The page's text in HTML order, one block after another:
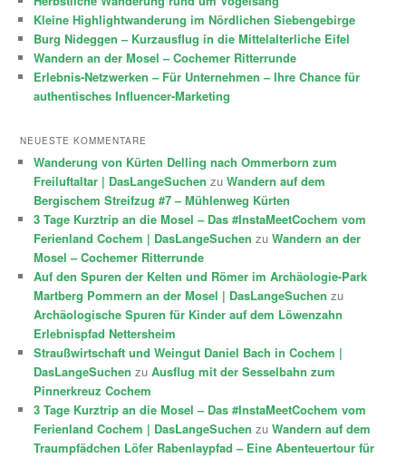
Kleine Highlightwanderung im Nördlichen Siebengebirge
Burg Nideggen – Kurzausflug in die Mittelalterliche Eifel
Wandern an der Mosel – Cochemer Ritterrunde
Erlebnis-Netzwerken – Für Unternehmen – Ihre Chance für
authentisches Influencer-Marketing
NEUESTE KOMMENTARE
Wanderung von Kürten Delling nach Ommerborn zum
Freiluftaltar | DasLangeSuchen zuWandern auf dem
Bergischem Streifzug #7 – Mühlenweg Kürten
3 Tage Kurztrip an die Mosel – Das #InstaMeetCochem vom
Ferienland Cochem | DasLangeSuchen zuWandern an der
Mosel – Cochemer Ritterrunde
Auf den Spuren der Kelten und Römer im Archäologie-Park
Martberg Pommern an der Mosel | DasLangeSuchen zu
Archäologische Spuren für Kinder auf dem Löwenzahn
Erlebnispfad Nettersheim
Straußwirtschaft und Weingut Daniel Bach in Cochem |
DasLangeSuchen zuAusflug mit der Sesselbahn zum
Pinnerkreuz Cochem
3 Tage Kurztrip an die Mosel – Das #InstaMeetCochem vom
Ferienland Cochem | DasLangeSuchen zuWandern auf dem
Traumpfädchen Löfer Rabenlaypfad – Eine Abenteuertour für